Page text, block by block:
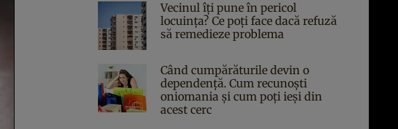
Vecinul îți pune în pericol
locuința? Ce poți face dacă refuză
să remedieze problema
Când cumpărăturile devin o
dependență. Cum recunoști
oniomania și cum poți ieși din
acest cerc